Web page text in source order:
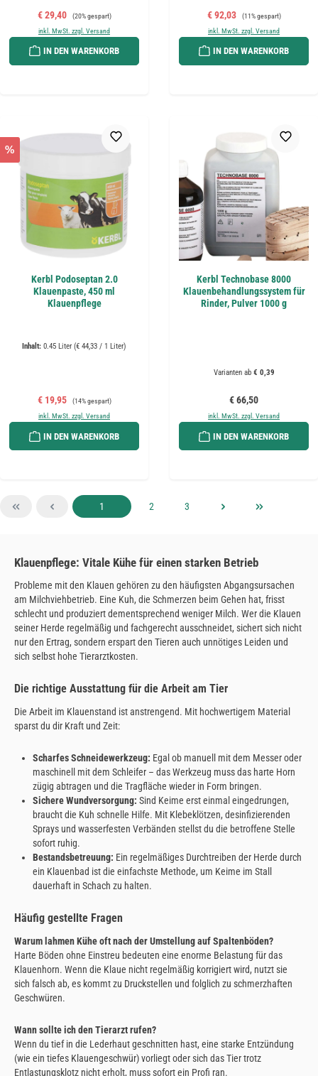
Verkaufspreis:
€ 29,40 Regulärer Preis:
(20% gespart)
inkl. MwSt. zzgl. Versand
IN DEN WARENKORB
Verkaufspreis:
€ 92,03 Regulärer Preis:
(11% gespart)
inkl. MwSt. zzgl. Versand
IN DEN WARENKORB
%
Kerbl Podoseptan 2.0
Klauenpaste, 450 ml
Klauenpflege
Inhalt: 0.45 Liter (€ 44,33 / 1 Liter)
Verkaufspreis:
€ 19,95 Regulärer Preis:
(14% gespart)
inkl. MwSt. zzgl. Versand
IN DEN WARENKORB
Kerbl Technobase 8000
Klauenbehandlungssystem für
Rinder, Pulver 1000 g
Varianten ab€ 0,39
Regulärer Preis:
€ 66,50
inkl. MwSt. zzgl. Versand
IN DEN WARENKORB
Seite
1 Seite
2 Seite
3
Klauenpflege: Vitale Kühe für einen starken Betrieb
Probleme mit den Klauen gehören zu den häufigsten Abgangsursachen
am Milchviehbetrieb. Eine Kuh, die Schmerzen beim Gehen hat, frisst
schlecht und produziert dementsprechend weniger Milch. Wer die Klauen
seiner Herde regelmäßig und fachgerecht ausschneidet, sichert sich nicht
nur den Ertrag, sondern erspart den Tieren auch unnötiges Leiden und
sich selbst hohe Tierarztkosten.
Die richtige Ausstattung für die Arbeit am Tier
Die Arbeit im Klauenstand ist anstrengend. Mit hochwertigem Material
sparst du dir Kraft und Zeit:
Scharfes Schneidewerkzeug: Egal ob manuell mit dem Messer oder
maschinell mit dem Schleifer – das Werkzeug muss das harte Horn
zügig abtragen und die Tragfläche wieder in Form bringen.
Sichere Wundversorgung: Sind Keime erst einmal eingedrungen,
braucht die Kuh schnelle Hilfe. Mit Klebeklötzen, desinfizierenden
Sprays und wasserfesten Verbänden stellst du die betroffene Stelle
sofort ruhig.
Bestandsbetreuung: Ein regelmäßiges Durchtreiben der Herde durch
ein Klauenbad ist die einfachste Methode, um Keime im Stall
dauerhaft in Schach zu halten.
Häufig gestellte Fragen
Warum lahmen Kühe oft nach der Umstellung auf Spaltenböden?
Harte Böden ohne Einstreu bedeuten eine enorme Belastung für das
Klauenhorn. Wenn die Klaue nicht regelmäßig korrigiert wird, nutzt sie
sich falsch ab, es kommt zu Druckstellen und folglich zu schmerzhaften
Geschwüren.
Wann sollte ich den Tierarzt rufen?
Wenn du tief in die Lederhaut geschnitten hast, eine starke Entzündung
(wie ein tiefes Klauengeschwür) vorliegt oder sich das Tier trotz
Entlastungsklotz nicht erholt, muss sofort ein Profi ran.